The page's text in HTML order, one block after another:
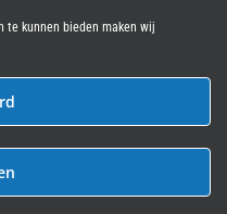
Reserved • powered
te kunnen bieden maken wij